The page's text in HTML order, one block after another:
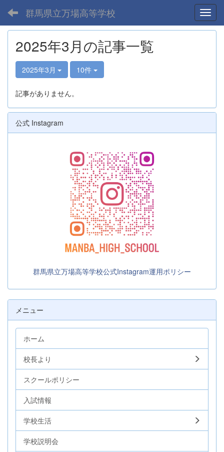
群馬県立万場高等学校
2025年3月の記事一覧
2025年3月 10件
記事がありません。
公式 Instagram
群馬県立万場高等学校公式Instagram運用ポリシー
メニュー
ホーム
校長より
スクールポリシー
入試情報
学校生活
学校説明会